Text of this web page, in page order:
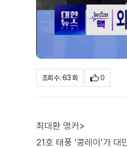
조회수 : 63 회 0
최대환 앵커>
21호 태풍 '콩레이'가 대